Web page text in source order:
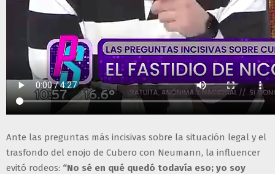
Ante las preguntas más incisivas sobre la situación legal y el
trasfondo del enojo de Cubero con Neumann, la influencer
evitó rodeos: “No sé en qué quedó todavía eso; yo soy